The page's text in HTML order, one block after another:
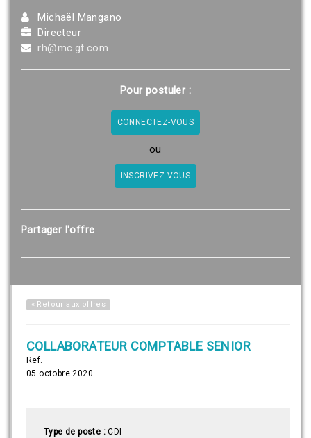
Michaël Mangano
Directeur
rh@mc.gt.com
Pour postuler :
CONNECTEZ-VOUS
ou
INSCRIVEZ-VOUS
Partager l'offre
« Retour aux offres
COLLABORATEUR COMPTABLE SENIOR
Ref.
05 octobre 2020
Type de poste : CDI